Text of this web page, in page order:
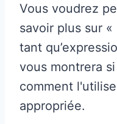
Vous voudrez
savoir plus sur «
tant
vous montrera
comment
appropriée.